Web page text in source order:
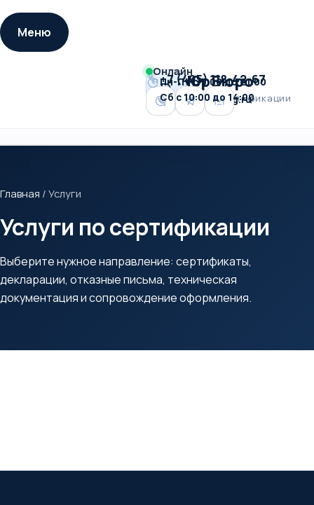
D ЮрБюро
центр сертификации
Телефон
+7 (495) 118-42-67
Email
info@centerleg.ru
Онлайн
WhatsAppTelegram
MAX
Время
работы
Пн-Пт с 9:00 до 21:00
Сб с 10:00 до 14:00
Меню
Главная / Услуги
Услуги по сертификации
Выберите нужное направление: сертификаты,
декларации, отказные письма, техническая
документация и сопровождение оформления.